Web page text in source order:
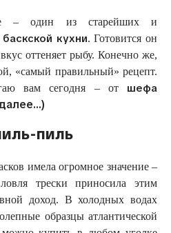
– один из старейших и
баскской кухни. Готовится он
оттеняет рыбу. Конечно же,
«самый правильный» рецепт.
вам сегодня – от шефа
пиль
имела огромное значение –
трески приносила этим
доход. В холодных водах
образцы атлантической